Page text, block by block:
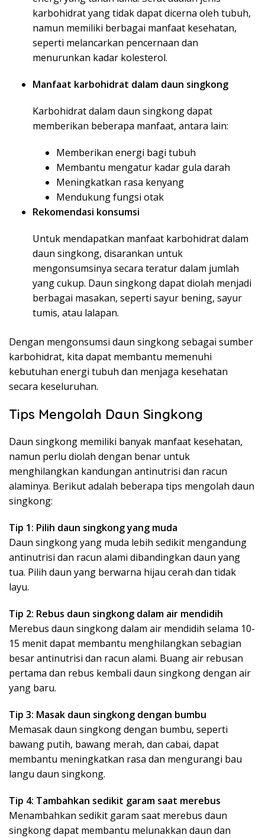
karbohidrat yang tidak dapat dicerna oleh tubuh,
namun memiliki berbagai manfaat kesehatan,
seperti melancarkan pencernaan dan
menurunkan kadar kolesterol.
Manfaat karbohidrat dalam daun singkong
Karbohidrat dalam daun singkong dapat
memberikan beberapa manfaat, antara lain:
Memberikan energi bagi tubuh
Membantu mengatur kadar gula darah
Meningkatkan rasa kenyang
Mendukung fungsi otak
Rekomendasi konsumsi
Untuk mendapatkan manfaat karbohidrat dalam
daun singkong, disarankan untuk
mengonsumsinya secara teratur dalam jumlah
yang cukup. Daun singkong dapat diolah menjadi
berbagai masakan, seperti sayur bening, sayur
tumis, atau lalapan.
Dengan mengonsumsi daun singkong sebagai sumber
karbohidrat, kita dapat membantu memenuhi
kebutuhan energi tubuh dan menjaga kesehatan
secara keseluruhan.
Tips Mengolah Daun Singkong
Daun singkong memiliki banyak manfaat kesehatan,
namun perlu diolah dengan benar untuk
menghilangkan kandungan antinutrisi dan racun
alaminya. Berikut adalah beberapa tips mengolah daun
singkong:
Tip 1: Pilih daun singkong yang muda
Daun singkong yang muda lebih sedikit mengandung
antinutrisi dan racun alami dibandingkan daun yang
tua. Pilih daun yang berwarna hijau cerah dan tidak
layu.
Tip 2: Rebus daun singkong dalam air mendidih
Merebus daun singkong dalam air mendidih selama 10-
15 menit dapat membantu menghilangkan sebagian
besar antinutrisi dan racun alami. Buang air rebusan
pertama dan rebus kembali daun singkong dengan air
yang baru.
Tip 3: Masak daun singkong dengan bumbu
Memasak daun singkong dengan bumbu, seperti
bawang putih, bawang merah, dan cabai, dapat
membantu meningkatkan rasa dan mengurangi bau
langu daun singkong.
Tip 4: Tambahkan sedikit garam saat merebus
Menambahkan sedikit garam saat merebus daun
singkong dapat membantu melunakkan daun dan